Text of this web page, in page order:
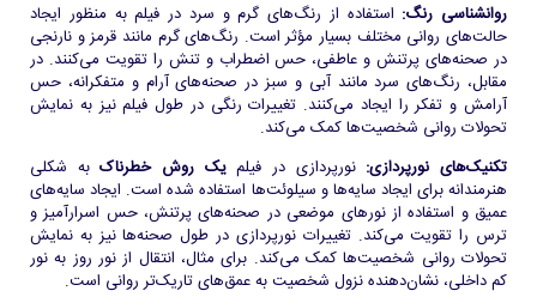
روانشناسی رنگ: استفاده از رنگ‌های گرم و سرد در فیلم به منظور ایجاد
حالت‌های روانی مختلف بسیار مؤثر است. رنگ‌های گرم مانند قرمز و نارنجی
در صحنه‌های پرتنش و عاطفی، حس اضطراب و تنش را تقویت می‌کنند. در
مقابل، رنگ‌های سرد مانند آبی و سبز در صحنه‌های آرام و متفکرانه، حس
آرامش و تفکر را ایجاد می‌کنند. تغییرات رنگی در طول فیلم نیز به نمایش
تحولات روانی شخصیت‌ها کمک می‌کند.
تکنیک‌های نورپردازی: نورپردازی در فیلمیک روش خطرناکبه شکلی
هنرمندانه برای ایجاد سایه‌ها و سیلوئت‌ها استفاده شده است. ایجاد سایه‌های
عمیق و استفاده از نورهای موضعی در صحنه‌های پرتنش، حس اسرارآمیز و
ترس را تقویت می‌کند. تغییرات نورپردازی در طول صحنه‌ها نیز به نمایش
تحولات روانی شخصیت‌ها کمک می‌کند. برای مثال، انتقال از نور روز به نور
کم داخلی، نشان‌دهنده نزول شخصیت به عمق‌های تاریک‌تر روانی است.